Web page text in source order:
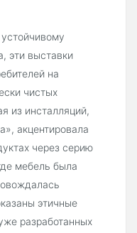
эти выставки
на
чистых
из инсталляций,
акцентировала
через серию
мебель была
этичные
разработанных